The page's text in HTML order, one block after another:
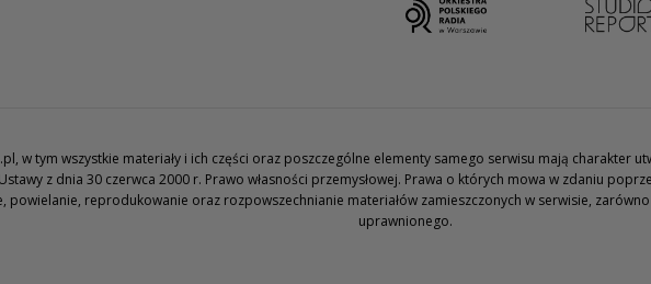
w tym wszystkie materiały i ich części oraz poszczególne elementy samego serwisu mają charakter
z dnia 30 czerwca 2000 r. Prawo własności przemysłowej. Prawa o których mowa w zdaniu
powielanie, reprodukowanie oraz rozpowszechnianie materiałów zamieszczonych w serwisie,
uprawnionego.